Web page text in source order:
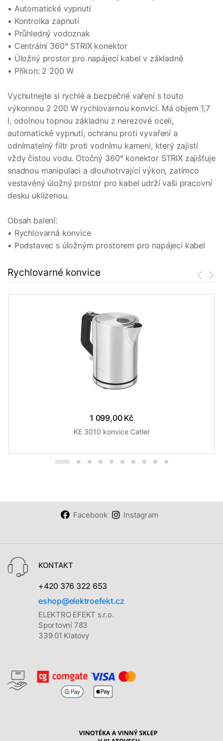
• Automatické vypnutí
• Kontrolka zapnutí
• Průhledný vodoznak
• Centrální 360° STRIX konektor
• Úložný prostor pro napájecí kabel v základně
• Příkon: 2 200 W
Vychutnejte si rychlé a bezpečné vaření s touto
výkonnou 2 200 W rychlovarnou konvicí. Má objem 1,7
l, odolnou topnou základnu z nerezové oceli,
automatické vypnutí, ochranu proti vyvaření a
odnímatelný filtr proti vodnímu kameni, který zajistí
vždy čistou vodu. Otočný 360° konektor STRIX zajišťuje
snadnou manipulaci a dlouhotrvající výkon, zatímco
vestavěný úložný prostor pro kabel udrží vaši pracovní
desku uklizenou.
Obsah balení:
• Rychlovarná konvice
• Podstavec s úložným prostorem pro napájecí kabel
Rychlovarné konvice
1 099,00 Kč
KE 3010 konvice Catler
Facebook Instagram
KONTAKT
+420 376 322 653
eshop@elektroefekt.cz
ELEKTRO EFEKT s.r.o.
Sportovní 783
339 01 Klatovy